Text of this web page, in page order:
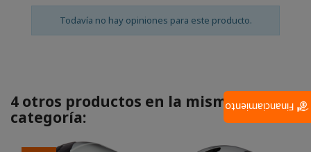
Todavía no hay opiniones para este producto.
4 otros productos en la misma
categoría:
Financiamiento